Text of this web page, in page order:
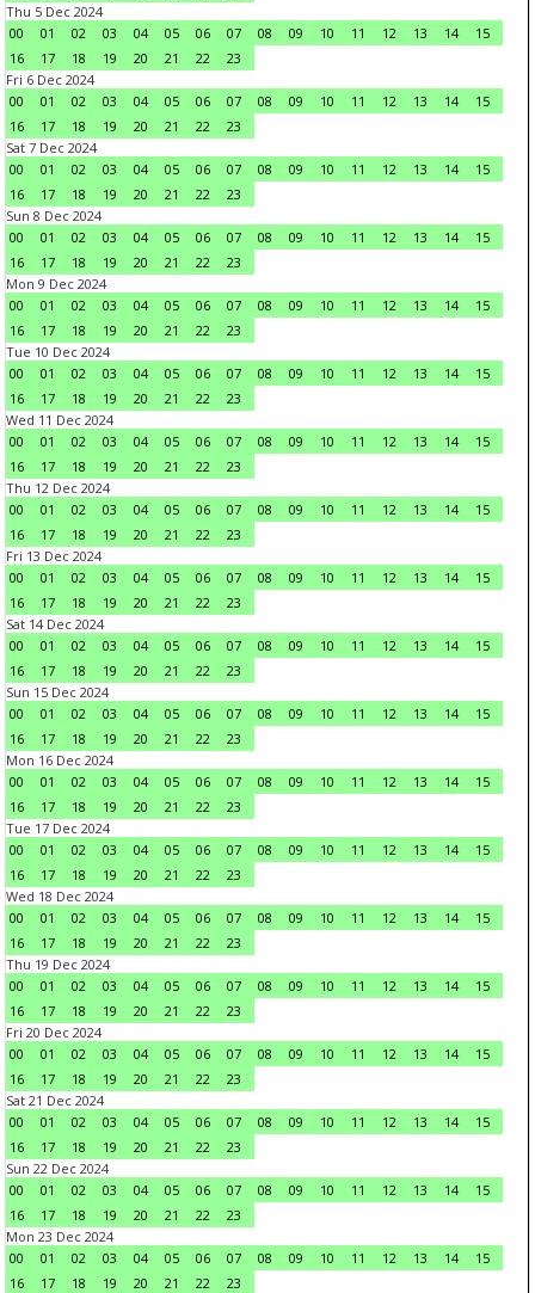
Thu 5 Dec 2024
00
01 02 03 04 05 06 07 08 09 10 11 12 13 14
15
16
17 18 19 20 21 22
23
Fri 6 Dec 2024
00
01 02 03 04 05 06 07 08 09 10 11 12 13 14
15
16
17 18 19 20 21 22
23
Sat 7 Dec 2024
00
01 02 03 04 05 06 07 08 09 10 11 12 13 14
15
16
17 18 19 20 21 22
23
Sun 8 Dec 2024
00
01 02 03 04 05 06 07 08 09 10 11 12 13 14
15
16
17 18 19 20 21 22
23
Mon 9 Dec 2024
00
01 02 03 04 05 06 07 08 09 10 11 12 13 14
15
16
17 18 19 20 21 22
23
Tue 10 Dec 2024
00
01 02 03 04 05 06 07 08 09 10 11 12 13 14
15
16
17 18 19 20 21 22
23
Wed 11 Dec 2024
00
01 02 03 04 05 06 07 08 09 10 11 12 13 14
15
16
17 18 19 20 21 22
23
Thu 12 Dec 2024
00
01 02 03 04 05 06 07 08 09 10 11 12 13 14
15
16
17 18 19 20 21 22
23
Fri 13 Dec 2024
00
01 02 03 04 05 06 07 08 09 10 11 12 13 14
15
16
17 18 19 20 21 22
23
Sat 14 Dec 2024
00
01 02 03 04 05 06 07 08 09 10 11 12 13 14
15
16
17 18 19 20 21 22
23
Sun 15 Dec 2024
00
01 02 03 04 05 06 07 08 09 10 11 12 13 14
15
16
17 18 19 20 21 22
23
Mon 16 Dec 2024
00
01 02 03 04 05 06 07 08 09 10 11 12 13 14
15
16
17 18 19 20 21 22
23
Tue 17 Dec 2024
00
01 02 03 04 05 06 07 08 09 10 11 12 13 14
15
16
17 18 19 20 21 22
23
Wed 18 Dec 2024
00
01 02 03 04 05 06 07 08 09 10 11 12 13 14
15
16
17 18 19 20 21 22
23
Thu 19 Dec 2024
00
01 02 03 04 05 06 07 08 09 10 11 12 13 14
15
16
17 18 19 20 21 22
23
Fri 20 Dec 2024
00
01 02 03 04 05 06 07 08 09 10 11 12 13 14
15
16
17 18 19 20 21 22
23
Sat 21 Dec 2024
00
01 02 03 04 05 06 07 08 09 10 11 12 13 14
15
16
17 18 19 20 21 22
23
Sun 22 Dec 2024
00
01 02 03 04 05 06 07 08 09 10 11 12 13 14
15
16
17 18 19 20 21 22
23
Mon 23 Dec 2024
00
01 02 03 04 05 06 07 08 09 10 11 12 13 14
15
16
17 18 19 20 21 22 23